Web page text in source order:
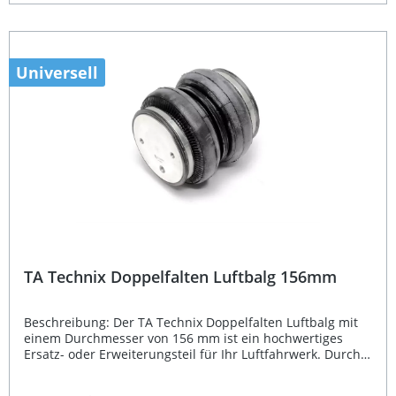
Zubehörteile: 6 x M6 Verschraubungen pro Seite sowie 2 x
nicht zum Geltungsbereich der StVZO, ist jedoch in
Teilegutachten (§19.3) zulässig. Universell einsetzbarer
Luftbalg für Luftfahrwerke Hohe Verarbeitungsqualität
Ideal für individuelle Tuning-Projekte Zulässig im Set mit
Teilegutachten nach §19.3 Lieferumfang: 1x TA Technix
Luftbalg 166mm schmal
Universell
TA Technix Doppelfalten Luftbalg 156mm
Beschreibung: Der TA Technix Doppelfalten Luftbalg mit
einem Durchmesser von 156 mm ist ein hochwertiges
Ersatz- oder Erweiterungsteil für Ihr Luftfahrwerk. Durch